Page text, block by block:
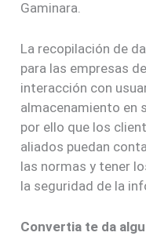
Gaminara.
La recopilación de
para las empresas
interacción con
almacenamiento en
por ello que los
aliados puedan
las normas y tener
la seguridad de la
Convertia te da